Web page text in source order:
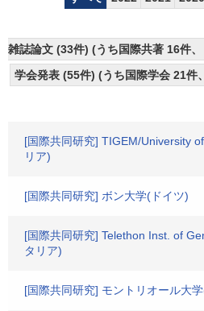
雑誌論文 (33件) (うち国際共著 16件
学会発表 (55件) (うち国際学会 21件
[国際共同研究] TIGEM/University
リア)
[国際共同研究] ボン大学(ドイツ)
[国際共同研究] Telethon Inst. of
タリア)
[国際共同研究] モントリオール大